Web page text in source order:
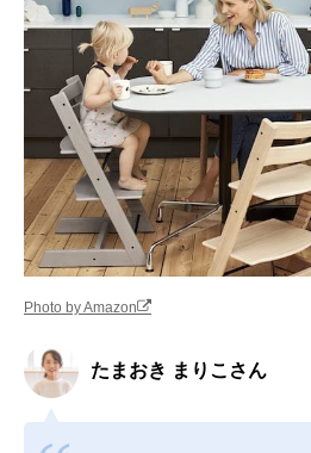
Photo by Amazon
たまおき まりこさん